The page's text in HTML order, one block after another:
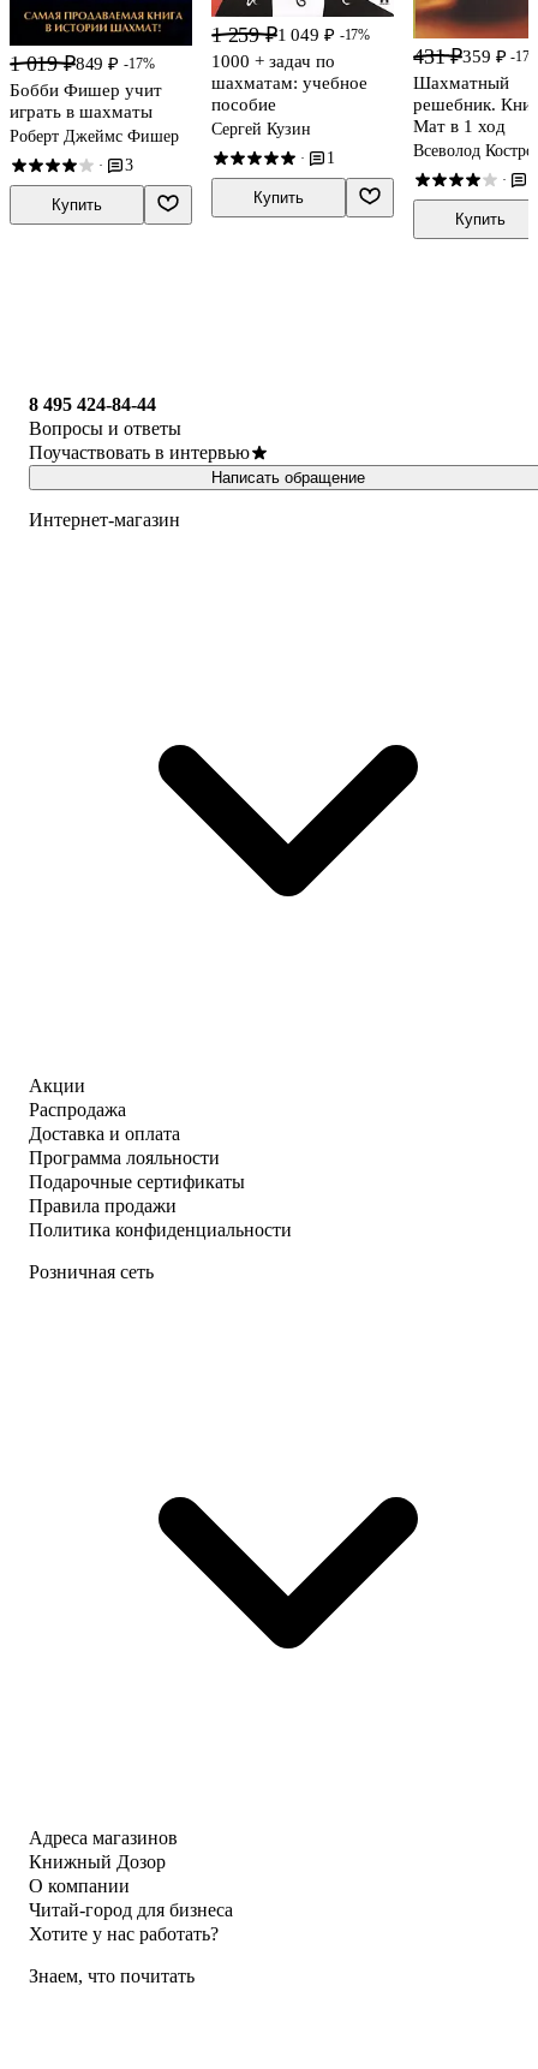
1 019 ₽849 ₽ -17%
Бобби Фишер учит
играть в шахматы
Роберт Джеймс Фишер
· 3
Купить
1 259 ₽1 049 ₽ -17%
1000 + задач по
шахматам: учебное
пособие
Сергей Кузин
· 1
Купить
431 ₽359 ₽ -
Шахматный
решебник.
Мат в 1 ход
Всеволод
Рожков
·
Купить
8 495 424-84-44
Вопросы и ответы
Поучаствовать в интервью
Написать обращение
Интернет-магазин
Акции
Распродажа
Доставка и оплата
Программа лояльности
Подарочные сертификаты
Правила продажи
Политика конфиденциальности
Розничная сеть
Адреса магазинов
Книжный Дозор
О компании
Читай-город для бизнеса
Хотите у нас работать?
Знаем, что почитать